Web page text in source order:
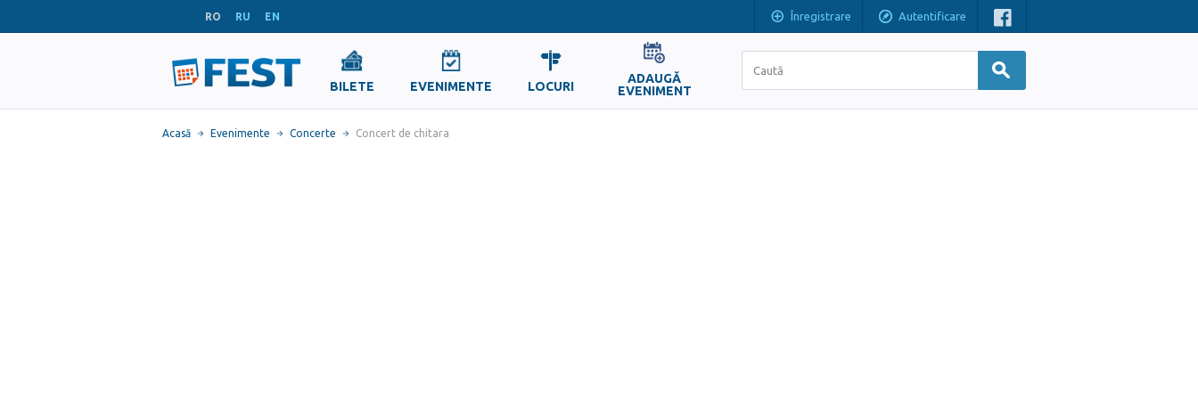
RO RU EN Înregistrare Autentificare
BILETE EVENIMENTE LOCURI
ADAUGĂ
EVENIMENT
Acasă Evenimente Concerte Concert de chitara